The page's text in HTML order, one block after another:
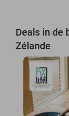
Deals in de
Zélande